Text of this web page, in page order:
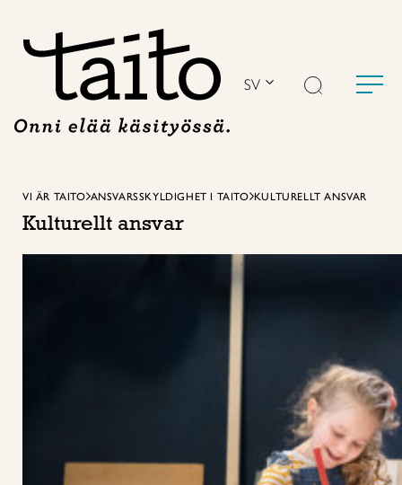
innehåll
SV
VI ÄR TAITO ANSVARSSKYLDIGHET I TAITO KULTURELLT ANSVAR
Kulturellt ansvar